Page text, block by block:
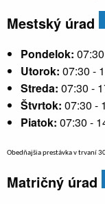
Mestský úrad
Pondelok:
Utorok: 07:30 -
Streda: 07:30 -
Štvrtok: 07:30 -
Piatok: 07:30 -
Obedňajšia prestávka v trvaní
Matričný úrad